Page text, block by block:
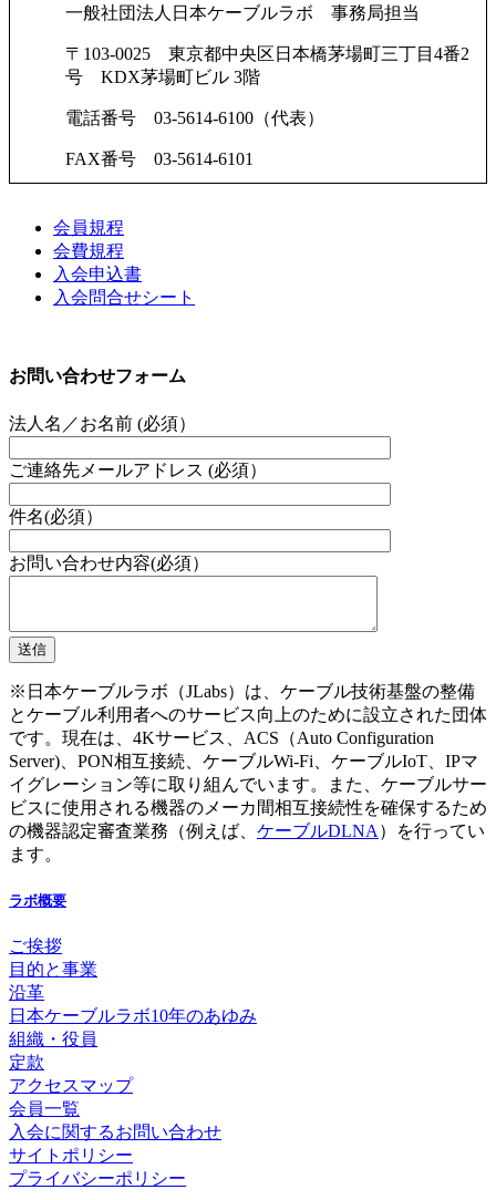
一般社団法人日本ケーブルラボ 事務局担当
〒103-0025 東京都中央区日本橋茅場町三丁目4番2
号 KDX茅場町ビル 3階
電話番号 03-5614-6100（代表）
FAX番号 03-5614-6101
会員規程
会費規程
入会申込書
入会問合せシート
お問い合わせフォーム
法人名／お名前 (必須）
ご連絡先メールアドレス (必須）
件名(必須）
お問い合わせ内容(必須）
※日本ケーブルラボ（JLabs）は、ケーブル技術基盤の整備
とケーブル利用者へのサービス向上のために設立された団体
です。現在は、4Kサービス、ACS（Auto Configuration
Server)、PON相互接続、ケーブルWi-Fi、ケーブルIoT、IPマ
イグレーション等に取り組んでいます。また、ケーブルサー
ビスに使用される機器のメーカ間相互接続性を確保するため
の機器認定審査業務（例えば、 ケーブルDLNA ）を行ってい
ます。
ラボ概要
ご挨拶
目的と事業
沿革
日本ケーブルラボ10年のあゆみ
組織・役員
定款
アクセスマップ
会員一覧
入会に関するお問い合わせ
サイトポリシー
プライバシーポリシー